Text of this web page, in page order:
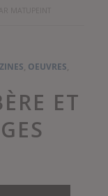
OEUVRES
ET